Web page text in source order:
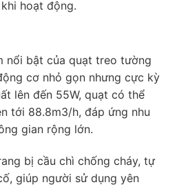
hoạt động.
nổi bật của quạt treo tường
cơ nhỏ gọn nhưng cực kỳ
lên đến 55W, quạt có thể
tới 88.8m3/h, đáp ứng nhu
gian rộng lớn.
bị cầu chì chống cháy, tự
giúp người sử dụng yên